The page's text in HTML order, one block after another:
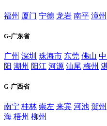
福州 厦门 宁德 龙岩 南平 漳州
G-广东省
广州 深圳 珠海市 东莞 佛山
阳 潮州 阳江 河源 汕尾 梅州
G-广西省
南宁 桂林 崇左 来宾 河池 贺州
海 梧州 柳州